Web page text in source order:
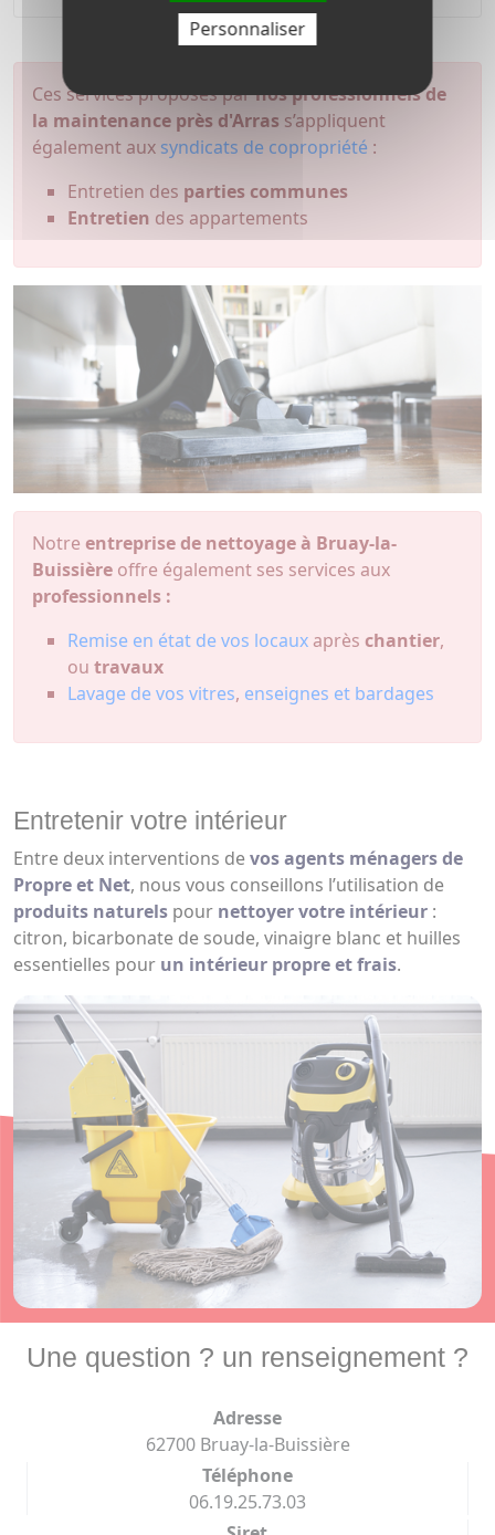
Ces services proposés parnos professionnels de
la maintenance près d'Arras s’appliquent
également aux syndicats de copropriété :
Entretien des parties communes
Entretien des appartements
Notre entreprise de nettoyage à Bruay-la-
Buissière offre également ses services aux
professionnels :
Remise en état de vos locaux après chantier,
ou travaux
Lavage de vos vitres, enseignes et bardages
Entretenir votre intérieur
Entre deux interventions devos agents ménagers de
Propre et Net, nous vous conseillons l’utilisation de
produits naturels pour nettoyer votre intérieur :
citron, bicarbonate de soude, vinaigre blanc et huilles
essentielles pour un intérieur propre et frais.
Une question ? un renseignement ?
Adresse
62700 Bruay-la-Buissière
Téléphone
06.19.25.73.03
Personnaliser